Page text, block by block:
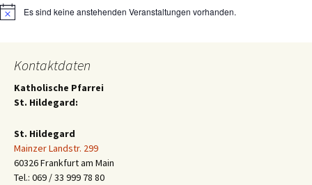
HinweisEs sind keine anstehenden Veranstaltungen vorhanden.
Kontaktdaten
Katholische Pfarrei
St. Hildegard:
St. Hildegard
Mainzer Landstr. 299
60326 Frankfurt am Main
Tel.: 069 / 33 999 78 80